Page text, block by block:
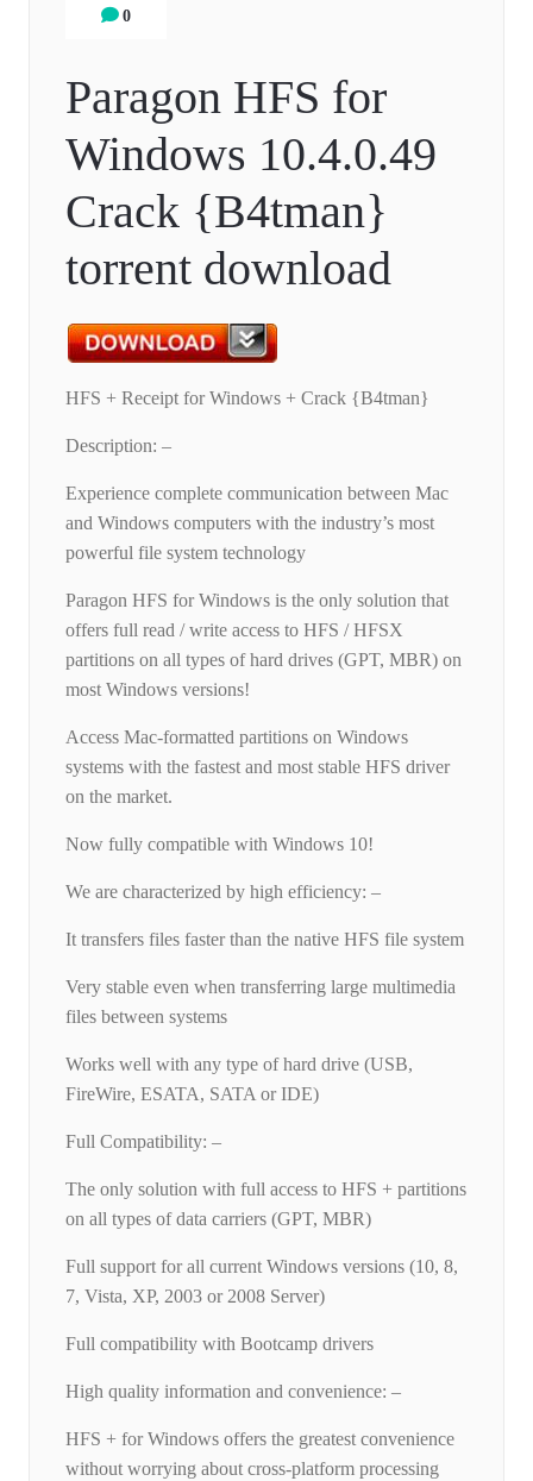
0
Paragon HFS for
Windows 10.4.0.49
Crack {B4tman}
torrent download
HFS + Receipt for Windows + Crack {B4tman}
Description: –
Experience complete communication between Mac
and Windows computers with the industry’s most
powerful file system technology
Paragon HFS for Windows is the only solution that
offers full read / write access to HFS / HFSX
partitions on all types of hard drives (GPT, MBR) on
most Windows versions!
Access Mac-formatted partitions on Windows
systems with the fastest and most stable HFS driver
on the market.
Now fully compatible with Windows 10!
We are characterized by high efficiency: –
It transfers files faster than the native HFS file system
Very stable even when transferring large multimedia
files between systems
Works well with any type of hard drive (USB,
FireWire, ESATA, SATA or IDE)
Full Compatibility: –
The only solution with full access to HFS + partitions
on all types of data carriers (GPT, MBR)
Full support for all current Windows versions (10, 8,
7, Vista, XP, 2003 or 2008 Server)
Full compatibility with Bootcamp drivers
High quality information and convenience: –
HFS + for Windows offers the greatest convenience
without worrying about cross-platform processing